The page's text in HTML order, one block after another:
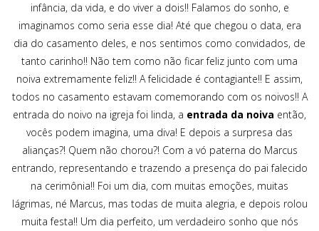
infância, da vida, e do viver a dois!! Falamos do sonho, e
imaginamos como seria esse dia! Até que chegou o data, era
dia do casamento deles, e nos sentimos como convidados, de
tanto carinho!! Não tem como não ficar feliz junto com uma
noiva extremamente feliz!! A felicidade é contagiante!! E assim,
todos no casamento estavam comemorando com os noivos!! A
entrada do noivo na igreja foi linda, a entrada da noiva então,
vocês podem imagina, uma diva! E depois a surpresa das
alianças?! Quem não chorou?! Com a vó paterna do Marcus
entrando, representando e trazendo a presença do pai falecido
na cerimônia!! Foi um dia, com muitas emoções, muitas
lágrimas, né Marcus, mas todas de muita alegria, e depois rolou
muita festa!! Um dia perfeito, um verdadeiro sonho que nós